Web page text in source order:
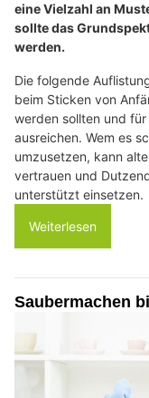
eine Vielzahl an
sollte das
werden.
Die folgende
beim Sticken von
werden sollten und
ausreichen. Wem es
umzusetzen, kann
vertrauen und
unterstützt einsetzen.
Weiterlesen
Saubermachen